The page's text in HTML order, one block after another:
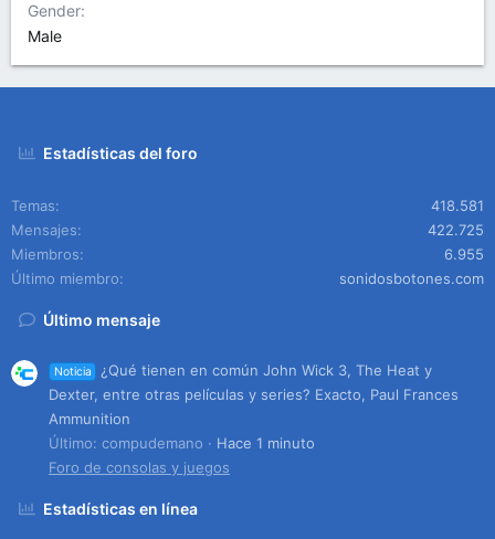
Gender
Male
Estadísticas del foro
Temas
418.581
Mensajes
422.725
Miembros
6.955
Último miembro
sonidosbotones.com
Último mensaje
Noticia
¿Qué tienen en común John Wick 3, The Heat y
Dexter, entre otras películas y series? Exacto, Paul Frances
Ammunition
Último: compudemano
Hace 1 minuto
Foro de consolas y juegos
Estadísticas en línea